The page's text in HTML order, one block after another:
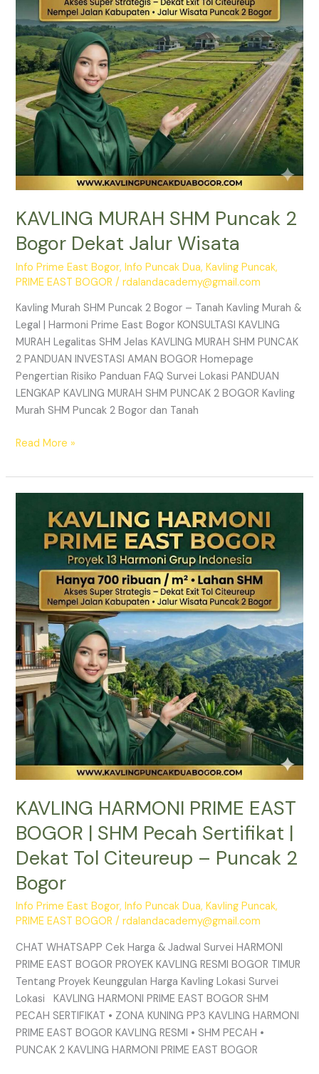
KAVLING MURAH SHM Puncak 2
Bogor Dekat Jalur Wisata
Info Prime East Bogor,Info Puncak Dua,Kavling Puncak,
PRIME EAST BOGOR /rdalandacademy@gmail.com
Kavling Murah SHM Puncak 2 Bogor – Tanah Kavling Murah &
Legal | Harmoni Prime East Bogor KONSULTASI KAVLING
MURAH Legalitas SHM Jelas KAVLING MURAH SHM PUNCAK
2 PANDUAN INVESTASI AMAN BOGOR Homepage
Pengertian Risiko Panduan FAQ Survei Lokasi PANDUAN
LENGKAP KAVLING MURAH SHM PUNCAK 2 BOGOR Kavling
Murah SHM Puncak 2 Bogor dan Tanah
Jalur
Wisata
Read More »
KAVLING HARMONI PRIME EAST
BOGOR | SHM Pecah Sertifikat |
Dekat Tol Citeureup – Puncak 2
Bogor
Info Prime East Bogor,Info Puncak Dua,Kavling Puncak,
PRIME EAST BOGOR /rdalandacademy@gmail.com
CHAT WHATSAPP Cek Harga & Jadwal Survei HARMONI
PRIME EAST BOGOR PROYEK KAVLING RESMI BOGOR TIMUR
Tentang Proyek Keunggulan Harga Kavling Lokasi Survei
Lokasi KAVLING HARMONI PRIME EAST BOGOR SHM
PECAH SERTIFIKAT • ZONA KUNING PP3 KAVLING HARMONI
PRIME EAST BOGOR KAVLING RESMI • SHM PECAH •
PUNCAK 2 KAVLING HARMONI PRIME EAST BOGOR
HARMONI
BOGOR
|
SHM
Pecah
Sertifikat
|
Dekat
Tol
Citeureup
–
Puncak
2